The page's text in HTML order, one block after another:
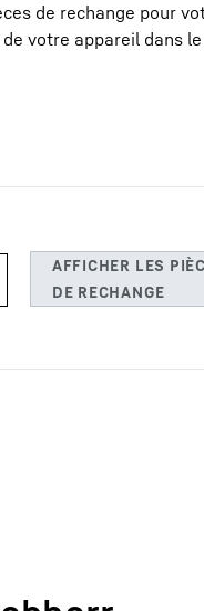
chez Liebherr
de rechange pour
votre appareil dans